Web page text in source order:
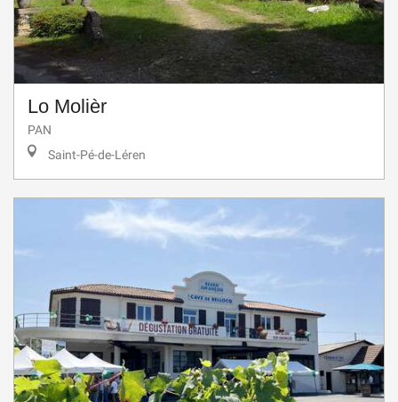
Lo Molièr
PAN
Saint-Pé-de-Léren